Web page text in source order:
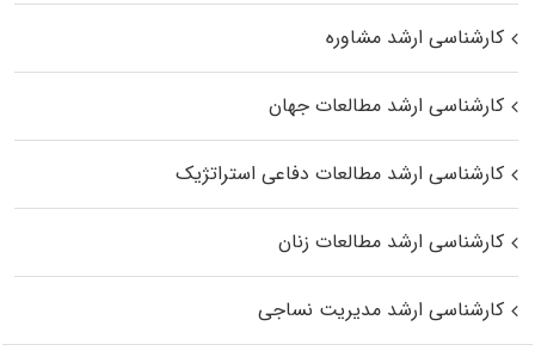
کارشناسی ارشد مشاوره
کارشناسی ارشد مطالعات جهان
کارشناسی ارشد مطالعات دفاعی استراتژیک
کارشناسی ارشد مطالعات زنان
کارشناسی ارشد مدیریت نساجی